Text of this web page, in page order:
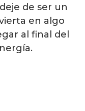
de ser un
en algo
al final del